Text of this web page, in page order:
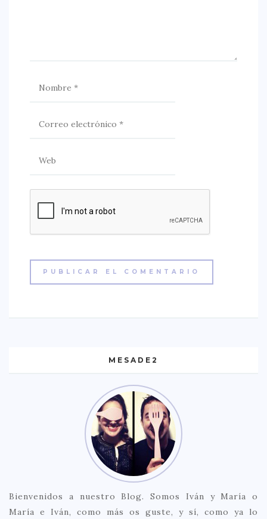
MESADE2
Bienvenidos a nuestro Blog. Somos Iván y María o
María e Iván, como más os guste, y sí, como ya lo